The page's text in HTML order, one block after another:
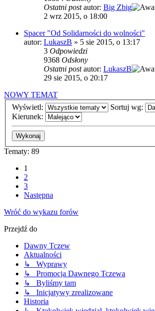
Ostatni postautor: Big Zbig
2 wrz 2015, o 18:00
Spacer "Od Solidarności do wolności"
autor: LukaszB » 5 sie 2015, o 13:17
3 Odpowiedzi
9368 Odsłony
Ostatni postautor: LukaszB
29 sie 2015, o 20:17
NOWY TEMAT
Wyświetl:
Sortuj wg:
Kierunek:
Tematy: 89
1
2
3
Następna
Wróć do wykazu forów
Przejdź do
Dawny Tczew
Aktualności
↳ Wyprawy
↳ Promocja Dawnego Tczewa
↳ Byliśmy tam
↳ Inicjatywy zrealizowane
Historia